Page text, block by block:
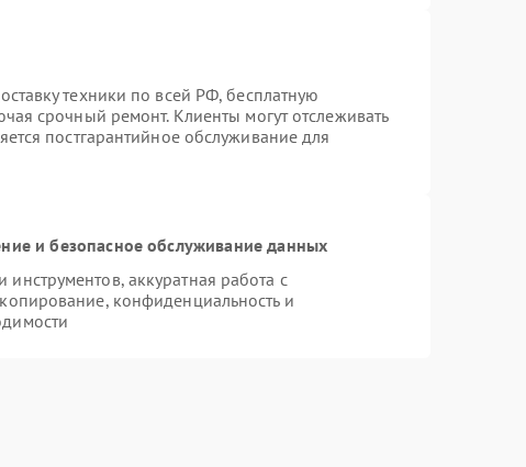
техники по всей РФ, бесплатную
срочный ремонт. Клиенты могут отслеживать
постгарантийное обслуживание для
и безопасное обслуживание данных
аккуратная работа с
конфиденциальность и